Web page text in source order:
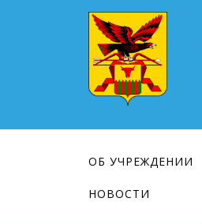
ОБ УЧРЕЖДЕНИИ
НОВОСТИ